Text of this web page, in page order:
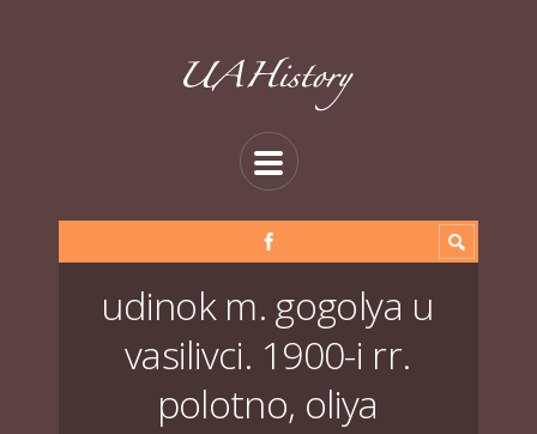
udinok m. gogolya u
vasilivci. 1900-i rr.
polotno, oliya